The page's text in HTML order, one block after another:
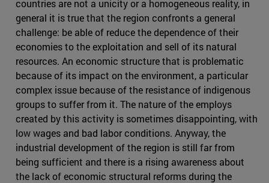
countries are not a unicity or a homogeneous reality, in
general it is true that the region confronts a general
challenge: be able of reduce the dependence of their
economies to the exploitation and sell of its natural
resources. An economic structure that is problematic
because of its impact on the environment, a particular
complex issue because of the resistance of indigenous
groups to suffer from it. The nature of the employs
created by this activity is sometimes disappointing, with
low wages and bad labor conditions. Anyway, the
industrial development of the region is still far from
being sufficient and there is a rising awareness about
the lack of economic structural reforms during the